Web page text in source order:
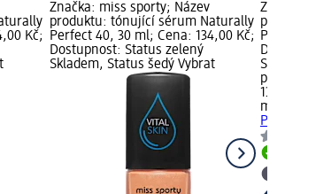
Kč;
Značka: miss sporty; Název
produktu: tónující sérum Naturally
Perfect 40, 30 ml; Cena: 134,00 Kč;
Dostupnost: Status zelený
Skladem, Status šedý Vybrat
Značka:
produktu:
Perfect 30,
Skladem,
prodejnu
134,00 Kč
miss sporty
Perfect 30,